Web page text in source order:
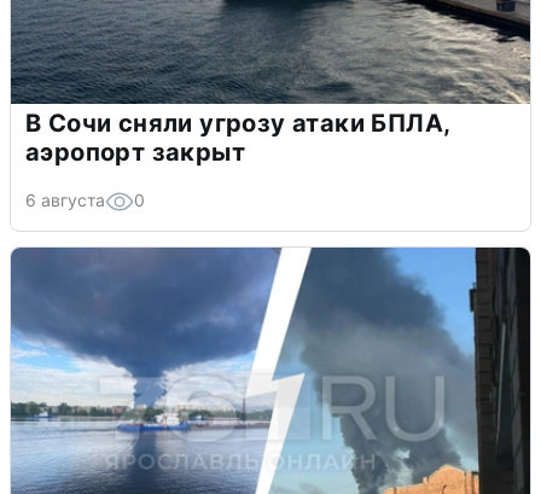
В Сочи сняли угрозу атаки БПЛА,
аэропорт закрыт
6 августа 0